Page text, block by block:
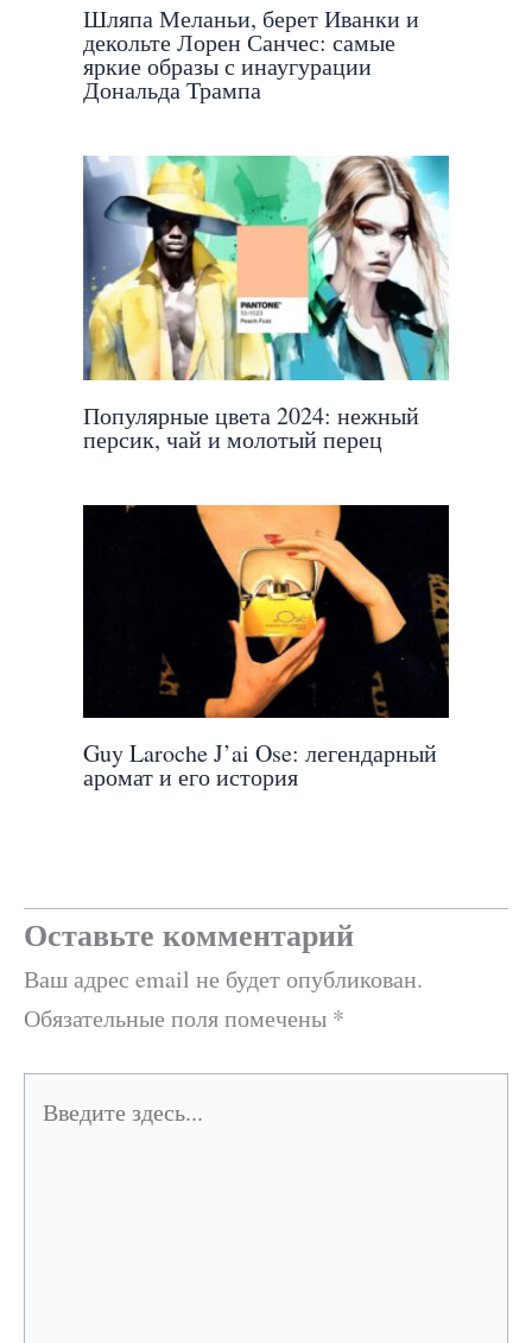
Шляпа Меланьи, берет Иванки и
декольте Лорен Санчес: самые
яркие образы с инаугурации
Дональда Трампа
Популярные цвета 2024: нежный
персик, чай и молотый перец
Guy Laroche J’ai Ose: легендарный
аромат и его история
Оставьте комментарий
Ваш адрес email не будет опубликован.
Обязательные поля помечены *
здесь...